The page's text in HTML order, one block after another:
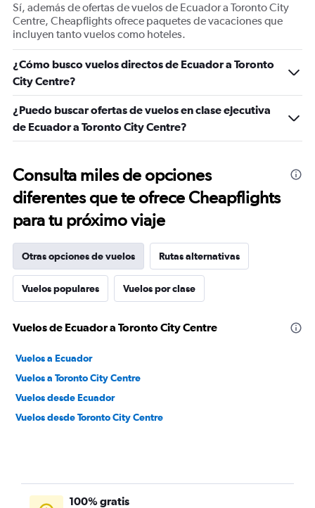
Sí, además de ofertas de vuelos de Ecuador a Toronto City
Centre, Cheapflights ofrece paquetes de vacaciones que
incluyen tanto vuelos como hoteles.
¿Cómo busco vuelos directos de Ecuador a Toronto
City Centre?
¿Puedo buscar ofertas de vuelos en clase ejecutiva
de Ecuador a Toronto City Centre?
Consulta miles de opciones
diferentes que te ofrece Cheapflights
para tu próximo viaje
Otras opciones de vuelos Rutas alternativas
Vuelos populares Vuelos por clase
Vuelos de Ecuador a Toronto City Centre
Vuelos a Ecuador
Vuelos a Toronto City Centre
Vuelos desde Ecuador
Vuelos desde Toronto City Centre
100% gratis